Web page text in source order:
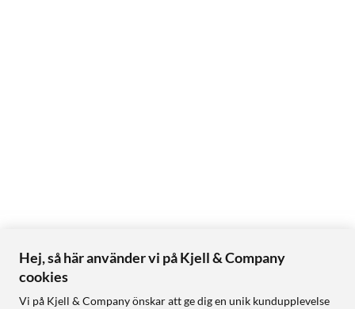
Hej, så här använder vi på Kjell & Company
cookies
Vi på Kjell & Company önskar att ge dig en unik kundupplevelse